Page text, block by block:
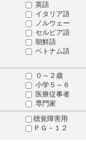
英語
イタリア語
ノルウェー
セルビア語
朝鮮語
ベトナム語
０～２歳
小学５～６
医療従事者
専門家
聴覚障害用
ＰＧ－１２